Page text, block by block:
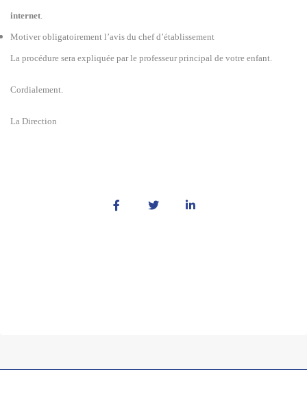
internet
Motiver obligatoirement l’avis du chef d’établissement
La procédure sera expliquée par le professeur principal de votre enfant.
Cordialement.
La Direction